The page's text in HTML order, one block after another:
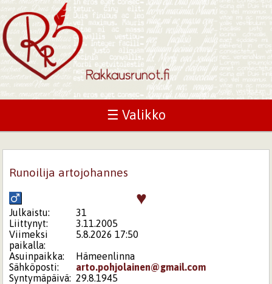
☰ Valikko
Runoilija artojohannes
♥
Julkaistu:
31
Liittynyt:
3.11.2005
Viimeksi
paikalla:
5.8.2026 17:50
Asuinpaikka:
Hämeenlinna
Sähköposti:
arto.pohjolainen@gmail.com
Syntymäpäivä: 29.8.1945